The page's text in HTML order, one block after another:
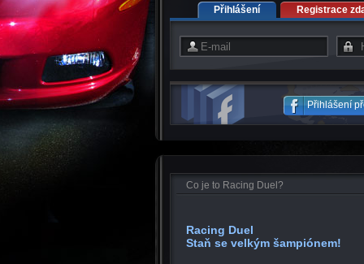
Přihlášení Registrace
Přihlášení
Co je to Racing Duel?
Racing Duel
Staň se velkým šampiónem!